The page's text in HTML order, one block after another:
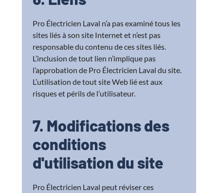
Pro Électricien Laval n’a pas examiné tous les
sites liés à son site Internet et n’est pas
responsable du contenu de ces sites liés.
L’inclusion de tout lien n’implique pas
l’approbation de Pro Électricien Laval du site.
L’utilisation de tout site Web lié est aux
risques et périls de l’utilisateur.
7. Modifications des
conditions
d'utilisation du site
Pro Électricien Laval peut réviser ces